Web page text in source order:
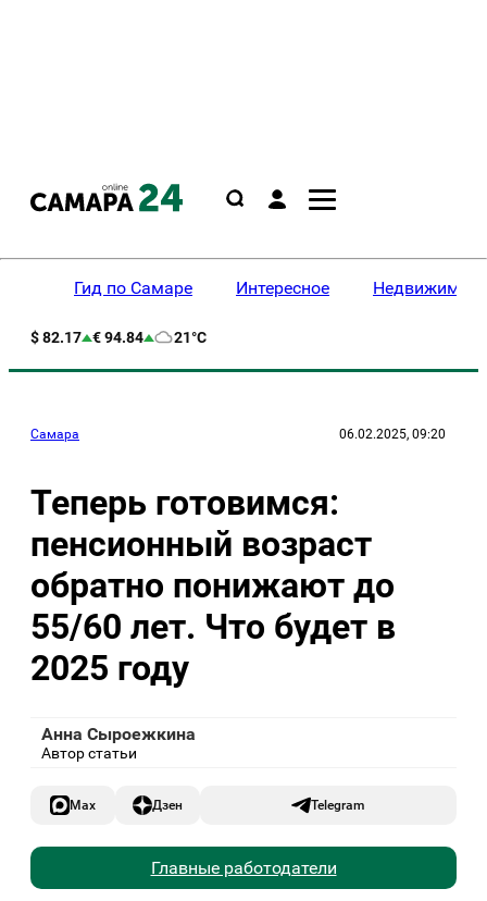
Гид по Самаре Интересное
$ 82.17 € 94.84 21°C
Самара 06.02.2025, 09:20
Теперь готовимся:
пенсионный возраст
обратно понижают до
55/60 лет. Что будет в
2025 году
Анна Сыроежкина
Автор статьи
Max Дзен Telegram
Главные работодатели